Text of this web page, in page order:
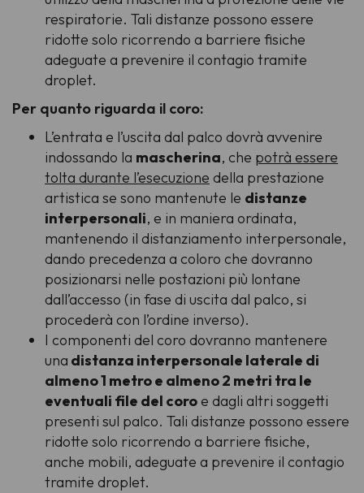
respiratorie. Tali distanze possono essere
ridotte solo ricorrendo a barriere fisiche
adeguate a prevenire il contagio tramite
droplet.
Per quanto riguarda il coro:
L’entrata e l’uscita dal palco dovrà avvenire
indossando la mascherina, che potrà essere
tolta durante l’esecuzione della prestazione
artistica se sono mantenute le distanze
interpersonali, e in maniera ordinata,
mantenendo il distanziamento interpersonale,
dando precedenza a coloro che dovranno
posizionarsi nelle postazioni più lontane
dall’accesso (in fase di uscita dal palco, si
procederà con l’ordine inverso).
I componenti del coro dovranno mantenere
una distanza interpersonale laterale di
almeno 1 metro e almeno 2 metri tra le
eventuali file del coroe dagli altri soggetti
presenti sul palco. Tali distanze possono essere
ridotte solo ricorrendo a barriere fisiche,
anche mobili, adeguate a prevenire il contagio
tramite droplet.